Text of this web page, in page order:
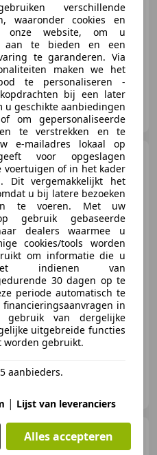
258 kW (351 PK)
Tesla Model YLong Range
AWD 75 kWh | Sport pakket |
Leder inter
€ 32.900
Elektrisch
258 kW (351 PK)
Tesla Model 3Performance
AWD 75 kWh | 87,4% SOH |
verschillende
waaronder cookies en
onze website, om u
aan te bieden en een
te garanderen. Via
maken we het
te personaliseren -
bij een later
u geschikte aanbiedingen
om gepersonaliseerde
te verstrekken en te
e-mailadres lokaal op
voor opgeslagen
voertuigen of in het kader
Dit vergemakkelijkt het
u bij latere bezoeken
te voeren. Met uw
gebruik gebaseerde
dealers waarmee u
cookies/tools worden
om informatie die u
indienen van
30 dagen op te
periode automatisch te
in
van dergelijke
uitgebreide functies
worden gebruikt.
aanbieders.
| Lijst van leveranciers
Alles accepteren